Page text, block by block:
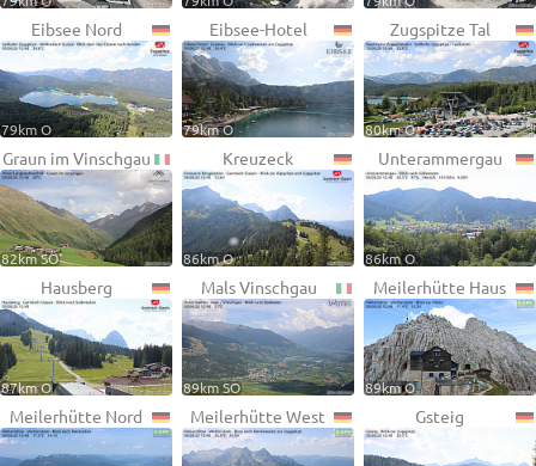
Eibsee Nord
79km O
Eibsee-Hotel
79km O
Zugspitze Tal
80km O
Graun im Vinschgau
82km SO
Kreuzeck
86km O
Unterammergau
86km O
Hausberg
87km O
Mals Vinschgau
89km SO
Meilerhütte Haus
89km O
Meilerhütte Nord Meilerhütte West Gsteig